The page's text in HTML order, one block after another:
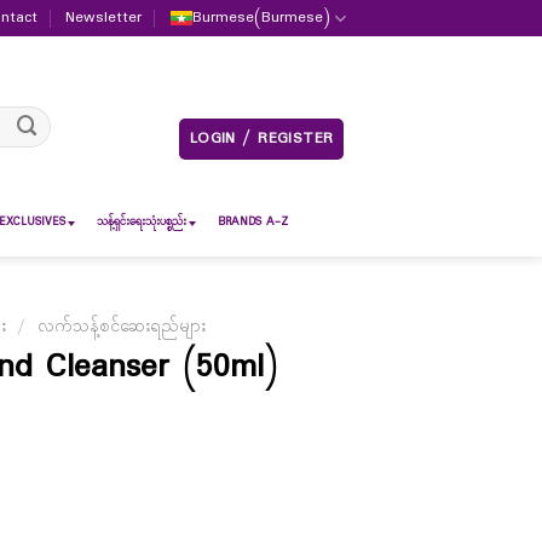
Newsletter Burmese(Burmese)
LOGIN / REGISTER
သန့်ရှင်းရေးသုံးပစ္စည်း BRANDS A-Z
/ လက်သန့်စင်ဆေးရည်များ
Cleanser (50ml)